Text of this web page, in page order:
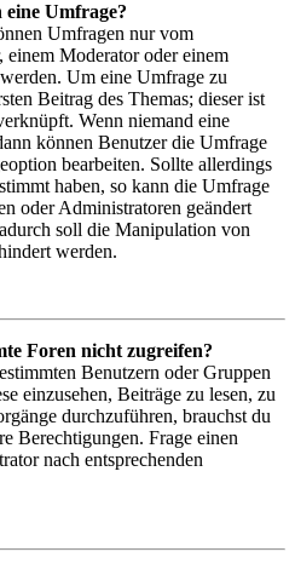
eine Umfrage?
Umfragen nur vom
einem Moderator oder einem
Um eine Umfrage zu
Beitrag des Themas; dieser ist
Wenn niemand eine
können Benutzer die Umfrage
bearbeiten. Sollte allerdings
haben, so kann die Umfrage
oder Administratoren geändert
soll die Manipulation von
werden.
Foren nicht zugreifen?
Benutzern oder Gruppen
einzusehen, Beiträge zu lesen, zu
durchzuführen, brauchst du
Berechtigungen. Frage einen
nach entsprechenden